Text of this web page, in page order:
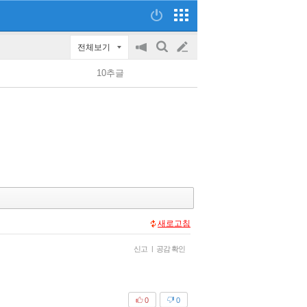
전체보기
공
on/off
검
글
쓰
10추글
새로고침
신고 | 공감 확인
0
0